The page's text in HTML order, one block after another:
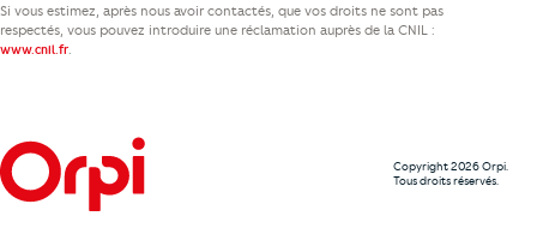
Si vous estimez, après nous avoir contactés, que vos droits ne sont pas
respectés, vous pouvez introduire une réclamation auprès de la CNIL :
www.cnil.fr.
Copyright 2026 Orpi.
Tous droits réservés.